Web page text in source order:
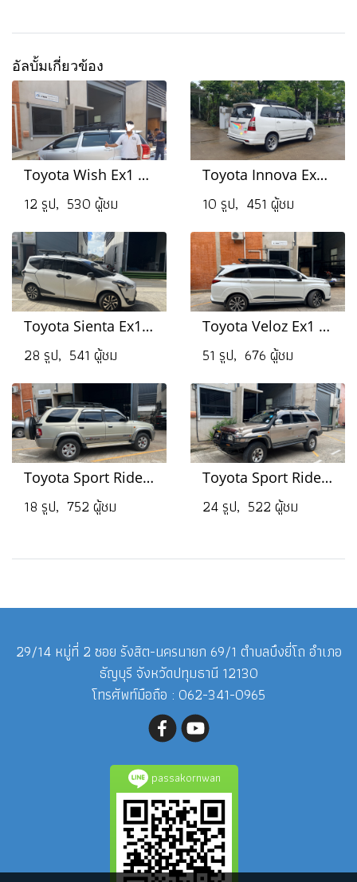
อัลบั้มเกี่ยวข้อง
Toyota Wish Ex1 Size L
12 รูป, 530 ผู้ชม
Toyota Innova Ex1 Size L
10 รูป, 451 ผู้ชม
Toyota Sienta Ex1 Size L
28 รูป, 541 ผู้ชม
Toyota Veloz Ex1 Size XL
51 รูป, 676 ผู้ชม
Toyota Sport Rider Ex1 Size L
18 รูป, 752 ผู้ชม
Toyota Sport Rider Ex1 Size XL
24 รูป, 522 ผู้ชม
29/14 หมู่ที่ 2 ซอย รังสิต-นครนายก 69/1 ตำบลบึงยี่โถ อำเภอ
ธัญบุรี จังหวัดปทุมธานี 12130
โทรศัพท์มือถือ : 062-341-0965
passakornwan